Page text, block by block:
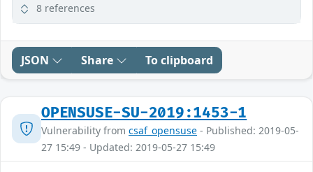
8 references
JSON Share To clipboard
OPENSUSE-SU-2019:1453-1
Vulnerability from csaf_opensuse - Published: 2019-05-
27 15:49 - Updated: 2019-05-27 15:49